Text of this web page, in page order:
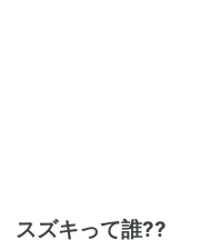
スズキって誰??